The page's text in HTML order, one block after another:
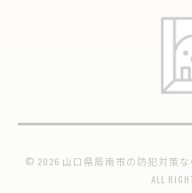
© 2026 山口県周南市の防犯対策
ALL